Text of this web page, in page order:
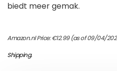
biedt meer gemak.
Amazon.nl Price:€12.99(as of 09/04/
Shipping.